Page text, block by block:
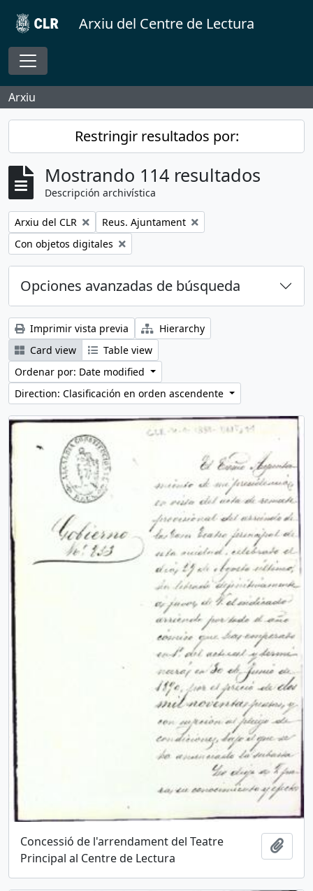
Skip to main content
Arxiu del Centre de Lectura
Toggle navigation
Arxiu
Restringir resultados por:
Mostrando 114 resultados
Descripción archivística
Remove filter:
Arxiu del CLR Remove filter:
Reus. Ajuntament
Remove filter:
Con objetos digitales
Opciones avanzadas de búsqueda
Imprimir vista previa
Hierarchy
Card view
Table view
Ordenar por: Date modified
Direction: Clasificación en orden ascendente
Concessió de l'arrendament del Teatre
Principal al Centre de Lectura